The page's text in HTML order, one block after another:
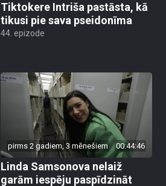
Tiktokere Intriša pastāsta, kā
tikusi pie sava pseidonīma
44. epizode
pirms 2 gadiem, 3 mēnešiem 00:44:46
Linda Samsonova nelaiž
garām iespēju paspīdzināt